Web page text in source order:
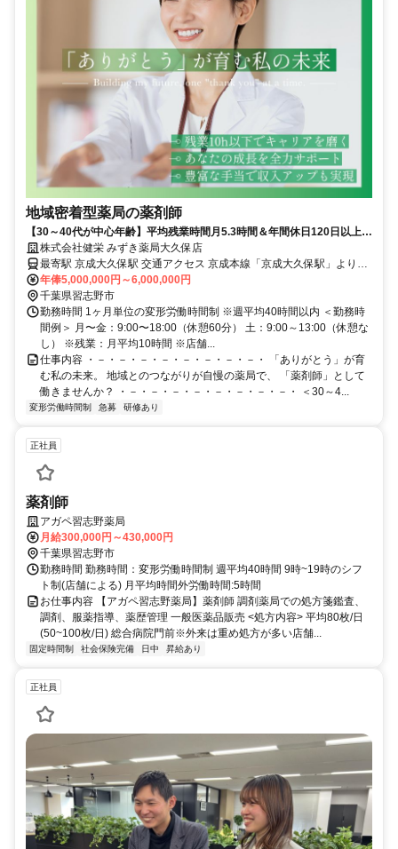
地域密着型薬局の薬剤師
【30～40代が中心年齢】平均残業時間月5.3時間＆年間休日120日以上/
退職金制度も完備で手当充実
株式会社健栄 みずき薬局大久保店
最寄駅 京成大久保駅 交通アクセス 京成本線「京成大久保駅」より徒
歩2分
年俸5,000,000円～6,000,000円
千葉県習志野市
勤務時間 1ヶ月単位の変形労働時間制 ※週平均40時間以内 ＜勤務時
間例＞ 月〜金：9:00〜18:00（休憩60分） 土：9:00～13:00（休憩な
し） ※残業：月平均10時間 ※店舗...
仕事内容 ・－・－・－・－・－・－・－・－・ 「ありがとう」が育
む私の未来。 地域とのつながりが自慢の薬局で、 「薬剤師」として
働きませんか？ ・－・－・－・－・－・－・－・－・ ＜30～4...
変形労働時間制 急募 研修あり
正社員
薬剤師
アガペ習志野薬局
月給300,000円～430,000円
千葉県習志野市
勤務時間 勤務時間：変形労働時間制 週平均40時間 9時~19時のシフ
ト制(店舗による) 月平均時間外労働時間:5時間
お仕事内容 【アガペ習志野薬局】薬剤師 調剤薬局での処方箋鑑査、
調剤、服薬指導、薬歴管理 一般医薬品販売 <処方内容> 平均80枚/日
(50~100枚/日) 総合病院門前※外来は重め処方が多い店舗...
固定時間制 社会保険完備 日中 昇給あり
正社員